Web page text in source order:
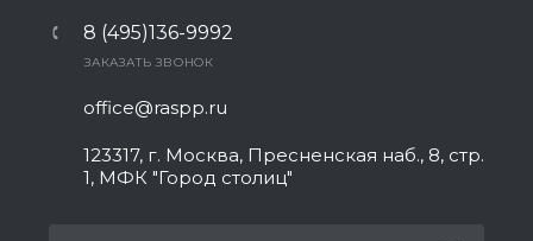
8 (495)136-9992
ЗАКАЗАТЬ ЗВОНОК
office@raspp.ru
123317, г. Москва, Пресненская наб., 8, стр.
1, МФК "Город столиц"